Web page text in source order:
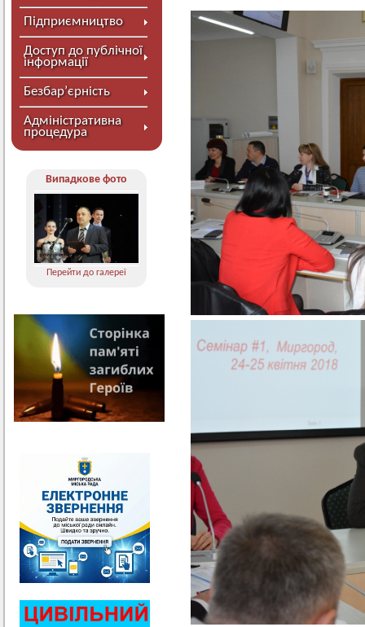
Підприємництво
Доступ до публічної
інформації
Безбар’єрність
Адміністративна
процедура
Випадкове фото
Перейти до галереї